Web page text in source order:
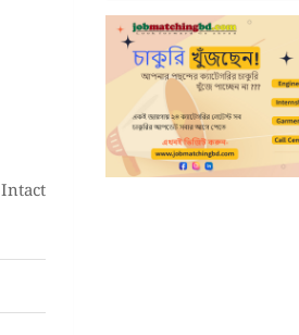
Intact